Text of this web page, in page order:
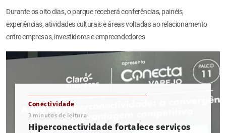
Durante os oito dias, o parque receberá conferências, painéis,
experiências, atividades culturais e áreas voltadas ao relacionamento
entre empresas, investidores e empreendedores
Conectividade
3 minutos de leitura
Hiperconectividade fortalece serviços